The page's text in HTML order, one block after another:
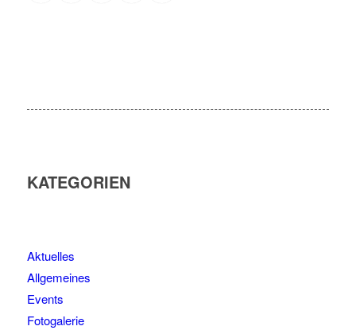
KATEGORIEN
Aktuelles
Allgemeines
Events
Fotogalerie